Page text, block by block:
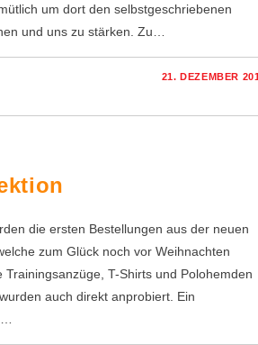
um dort den selbstgeschriebenen
und uns zu stärken. Zu…
21. DEZEMBER
die ersten Bestellungen aus der neuen
zum Glück noch vor Weihnachten
Trainingsanzüge, T-Shirts und Polohemden
auch direkt anprobiert. Ein